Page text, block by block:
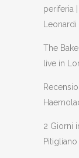
periferia
Leonardi
The
live in
2 Giorni
Pitigliano